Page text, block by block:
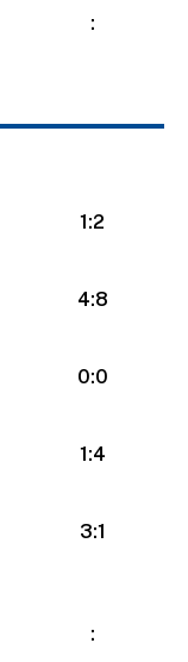
:
1:2
4:8
0:0
1:4
3:1
: